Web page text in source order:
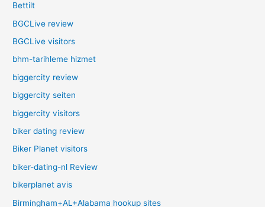
Bettilt
BGCLive review
BGCLive visitors
bhm-tarihleme hizmet
biggercity review
biggercity seiten
biggercity visitors
biker dating review
Biker Planet visitors
biker-dating-nl Review
bikerplanet avis
Birmingham+AL+Alabama hookup sites